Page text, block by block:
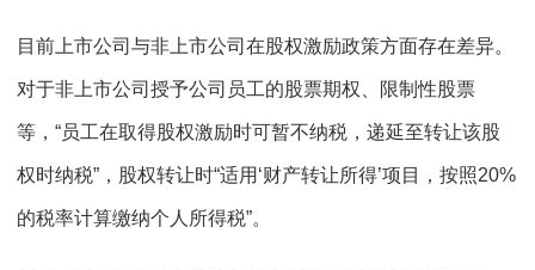
目前上市公司与非上市公司在股权激励政策方面存在差异。
对于非上市公司授予公司员工的股票期权、限制性股票
等，“员工在取得股权激励时可暂不纳税，递延至转让该股
权时纳税”，股权转让时“适用‘财产转让所得’项目，按照20%
的税率计算缴纳个人所得税”。